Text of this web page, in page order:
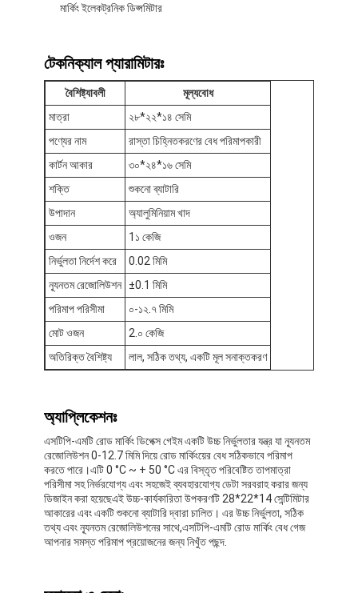
বাড়ি
পণ্য
মার্কিং ইলেকট্রনিক ডিপ্সমিটার
টেকনিক্যাল প্যারামিটারঃ
বৈশিষ্ট্যাবলী
মূল্যবোধ
মাত্রা
২৮*২২*১৪ সেমি
পণ্যের নাম
রাস্তা চিহ্নিতকরণের বেধ পরিমাপকারী
কার্টন আকার
৩০*২৪*১৬ সেমি
শক্তি
শুকনো ব্যাটারি
উপাদান
অ্যালুমিনিয়াম খাদ
ওজন
1১ কেজি
নির্ভুলতা নির্দেশ করে
0.02 মিমি
ন্যূনতম রেজোলিউশন
±0.1 মিমি
পরিমাপ পরিসীমা
০-১২.৭ মিমি
মোট ওজন
2.০ কেজি
অতিরিক্ত বৈশিষ্ট্য
লাল, সঠিক তথ্য, একটি মূল সনাক্তকরণ
অ্যাপ্লিকেশনঃ
এসটিপি-এমটি রোড মার্কিং ডিপেক্স গেইম একটি উচ্চ নির্ভুলতার যন্ত্র যা ন্যূনতম
রেজোলিউশন 0-12.7 মিমি দিয়ে রোড মার্কিংয়ের বেধ সঠিকভাবে পরিমাপ
করতে পারে।এটি 0 °C ~ + 50 °C এর বিস্তৃত পরিবেষ্টিত তাপমাত্রা
পরিসীমা সহ নির্ভরযোগ্য এবং সহজেই ব্যবহারযোগ্য ডেটা সরবরাহ করার জন্য
ডিজাইন করা হয়েছেএই উচ্চ-কার্যকারিতা উপকরণটি 28*22*14 সেন্টিমিটার
আকারের এবং একটি শুকনো ব্যাটারি দ্বারা চালিত। এর উচ্চ নির্ভুলতা, সঠিক
তথ্য এবং ন্যূনতম রেজোলিউশনের সাথে,এসটিপি-এমটি রোড মার্কিং বেধ গেজ
আপনার সমস্ত পরিমাপ প্রয়োজনের জন্য নিখুঁত পছন্দ.